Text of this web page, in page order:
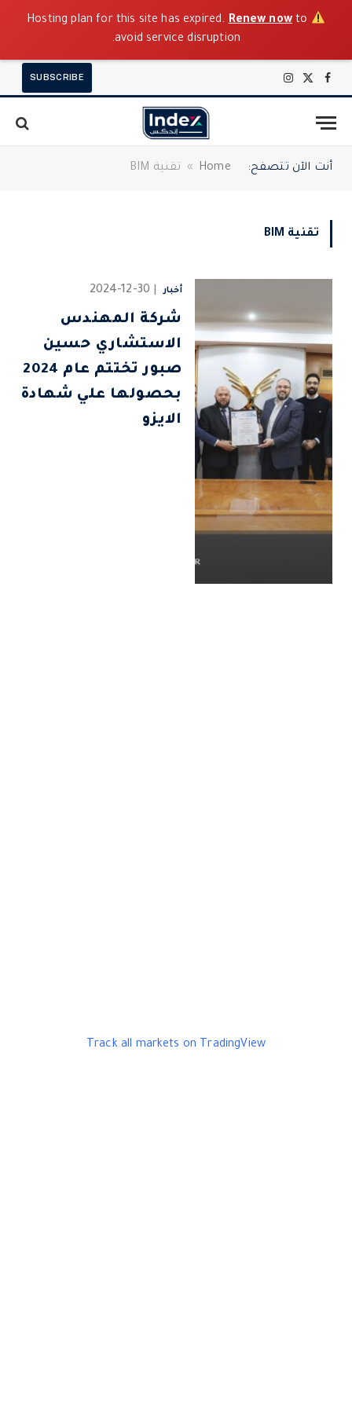
Renew nowto
avoid service disruption.
فيسبوك
X
الانستغرام
SUBSCRIBE
أنت الآن تتصفح: Home
» تقنية BIM
تقنية BIM
أخبار 2024-12-30
شركة المهندس
الاستشاري حسين
صبور تختتم عام 2024
بحصولها علي شهادة
الايزو
Track all markets on TradingView